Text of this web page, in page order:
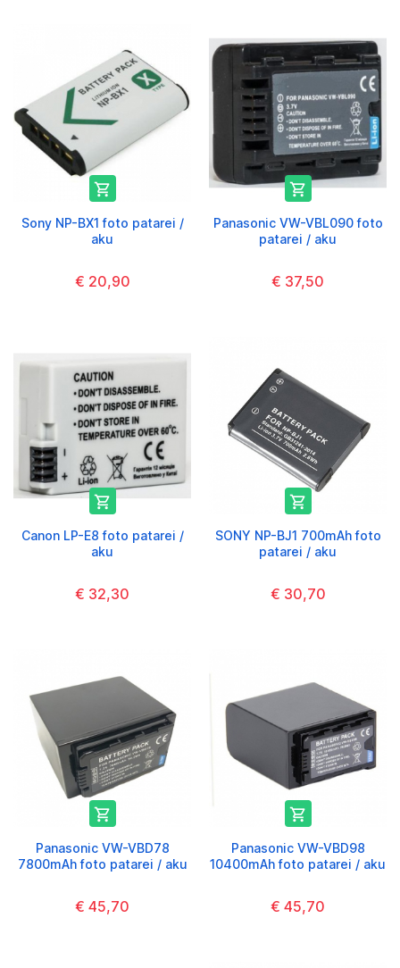

Sony NP-BX1 foto patarei /
aku
€ 20,90

Panasonic VW-VBL090 foto
patarei / aku
€ 37,50

Canon LP-E8 foto patarei /
aku
€ 32,30

SONY NP-BJ1 700mAh foto
patarei / aku
€ 30,70

Panasonic VW-VBD78
7800mAh foto patarei / aku
€ 45,70

Panasonic VW-VBD98
10400mAh foto patarei / aku
€ 45,70